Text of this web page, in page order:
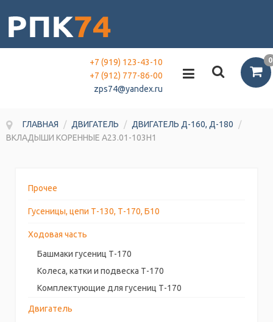
0
+7 (919) 123-43-10
+7 (912) 777-86-00
zps74@yandex.ru
ГЛАВНАЯ / ДВИГАТЕЛЬ / ДВИГАТЕЛЬ Д-160, Д-180
/
ВКЛАДЫШИ КОРЕННЫЕ А23.01-103Н1
Прочее
Гусеницы, цепи Т-130, Т-170, Б10
Ходовая часть
Башмаки гусениц Т-170
Колеса, катки и подвеска Т-170
Комплектующие для гусениц Т-170
Двигатель